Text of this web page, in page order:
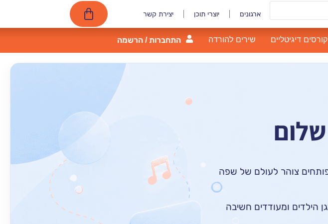
ארגונים יוצרי תוכן יצירת קשר
קורסים דיגיטליים שירים להורדה התחברות / הרשמה
פותחים צוהר לעולם של שפה
הילדים ומעודדים חשיבה